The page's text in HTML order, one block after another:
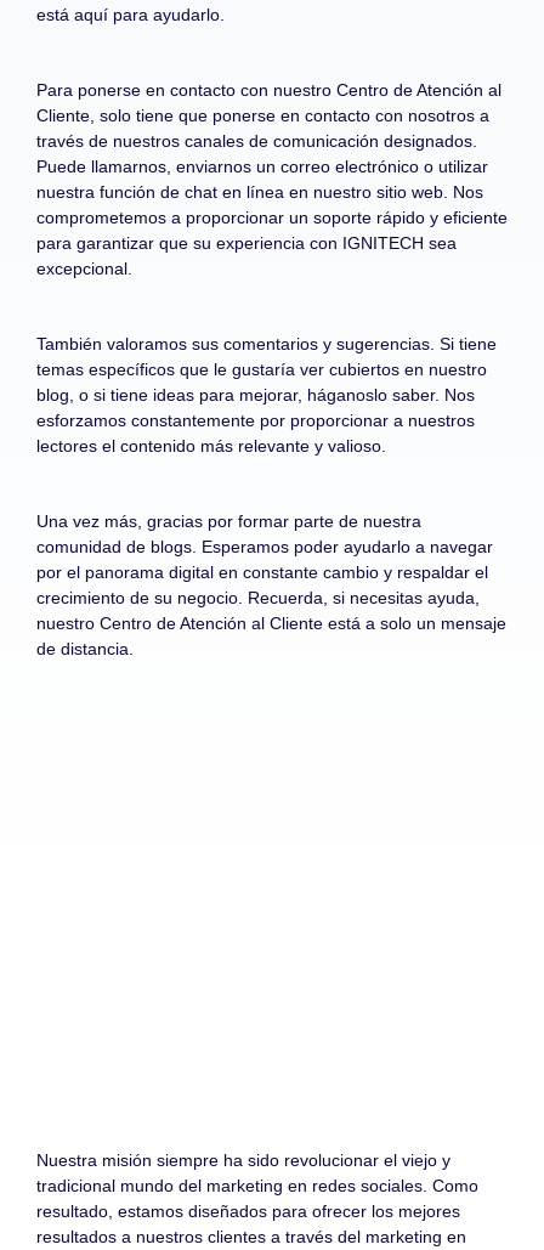
está aquí para ayudarlo.
Para ponerse en contacto con nuestro Centro de Atención al
Cliente, solo tiene que ponerse en contacto con nosotros a
través de nuestros canales de comunicación designados.
Puede llamarnos, enviarnos un correo electrónico o utilizar
nuestra función de chat en línea en nuestro sitio web. Nos
comprometemos a proporcionar un soporte rápido y eficiente
para garantizar que su experiencia con IGNITECH sea
excepcional.
También valoramos sus comentarios y sugerencias. Si tiene
temas específicos que le gustaría ver cubiertos en nuestro
blog, o si tiene ideas para mejorar, háganoslo saber. Nos
esforzamos constantemente por proporcionar a nuestros
lectores el contenido más relevante y valioso.
Una vez más, gracias por formar parte de nuestra
comunidad de blogs. Esperamos poder ayudarlo a navegar
por el panorama digital en constante cambio y respaldar el
crecimiento de su negocio. Recuerda, si necesitas ayuda,
nuestro Centro de Atención al Cliente está a solo un mensaje
de distancia.
Nuestra misión siempre ha sido revolucionar el viejo y
tradicional mundo del marketing en redes sociales. Como
resultado, estamos diseñados para ofrecer los mejores
resultados a nuestros clientes a través del marketing en